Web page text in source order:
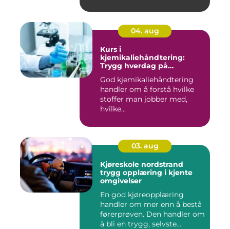
04. aug
Kurs i
kjemikaliehåndtering:
Trygg hverdag på
God kjemikaliehåndtering
handler om å forstå hvilke
stoffer man jobber med,
hvilke...
03. aug
Kjøreskole nordstrand
trygg opplæring i kjente
omgivelser
En god kjøreopplæring
handler om mer enn å bestå
førerprøven. Den handler om
å bli en trygg, selvste...